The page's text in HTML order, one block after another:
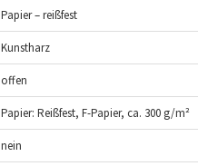
Papier – reißfest
Kunstharz
offen
Papier: Reißfest, F-Papier, ca. 300 g/m²
nein